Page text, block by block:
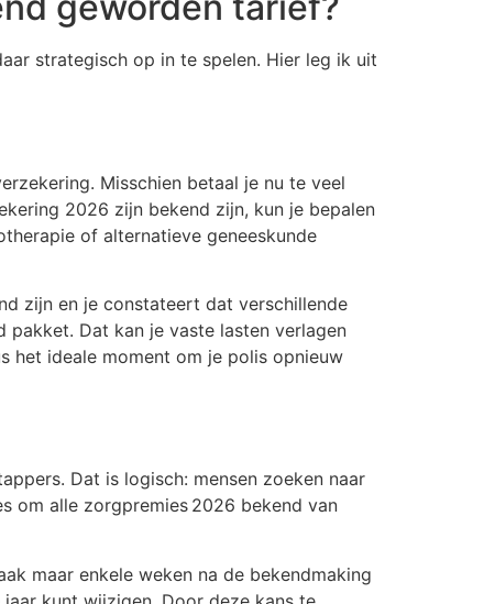
strategisch op in te spelen. Hier leg ik uit
Misschien betaal je nu te veel
2026 zijn bekend zijn, kun je bepalen
of alternatieve geneeskunde
zijn en je constateert dat verschillende
pakket. Dat kan je vaste lasten verlagen
het ideale moment om je polis opnieuw
Dat is logisch: mensen zoeken naar
om alle zorgpremies 2026 bekend van
maar enkele weken na de bekendmaking